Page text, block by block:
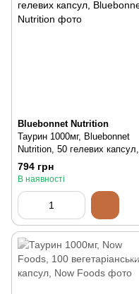
Bluebonnet Nutrition
Таурин 1000мг, Bluebonnet
Nutrition, 50 гелевих капсул,
50 шт
794 грн
В наявності